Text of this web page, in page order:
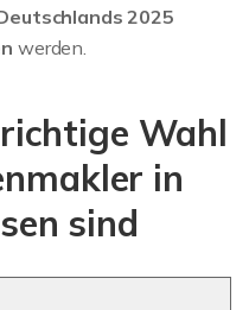
2025
werden.
Wahl
in
sind